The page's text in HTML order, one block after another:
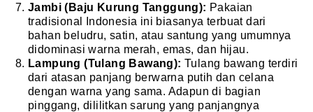
Jambi (Baju Kurung Tanggung): Pakaian
tradisional Indonesia ini biasanya terbuat dari
bahan beludru, satin, atau santung yang umumnya
didominasi warna merah, emas, dan hijau.
Lampung (Tulang Bawang): Tulang bawang terdiri
dari atasan panjang berwarna putih dan celana
dengan warna yang sama. Adapun di bagian
pinggang, dililitkan sarung yang panjangnya